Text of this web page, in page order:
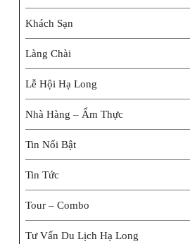
Khách Sạn
Làng Chài
Lễ Hội Hạ Long
Nhà Hàng – Ẩm Thực
Tin Nổi Bật
Tin Tức
Tour – Combo
Tư Vấn Du Lịch Hạ Long